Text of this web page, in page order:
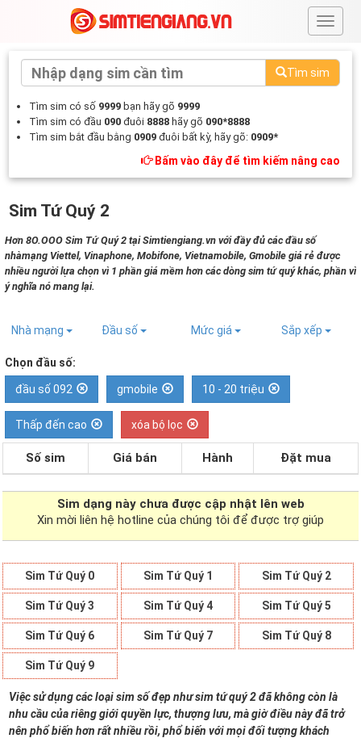
#
Tìm sim
Tìm sim có số 9999 bạn hãy gõ 9999
Tìm sim có đầu 090 đuôi 8888 hãy gõ 090*8888
Tìm sim bắt đầu bằng 0909 đuôi bất kỳ, hãy gõ: 0909*
Bấm vào đây để tìm kiếm nâng cao
Sim Tứ Quý 2
Hơn 8O.OOO Sim Tứ Quý 2 tại Simtiengiang.vn với đầy đủ các đầu số
nhàmạng Viettel, Vinaphone, Mobifone, Vietnamobile, Gmobile giá rẻ được
nhiều người lựa chọn vì 1 phần giá mềm hơn các dòng sim tứ quý khác, phần vì
ý nghĩa nó mang lại.
Nhà mạng Đầu số Mức giá Sắp xếp
Chọn đầu số:
đầu số 092 gmobile 10 - 20 triệu
Thấp đến cao xóa bộ lọc
Số sim Giá bán Hành Đặt mua
Sim dạng này chưa được cập nhật lên web
Xin mời liên hệ hotline của chúng tôi để được trợ giúp
Sim Tứ Quý 0 Sim Tứ Quý 1 Sim Tứ Quý 2
Sim Tứ Quý 3 Sim Tứ Quý 4 Sim Tứ Quý 5
Sim Tứ Quý 6 Sim Tứ Quý 7 Sim Tứ Quý 8
Sim Tứ Quý 9
Việc sử dụng các loại sim số đẹp như sim tứ quý 2 đã không còn là
nhu cầu của riêng giới quyền lực, thượng lưu, mà giờ điều này đã trở
nên phổ biến hơn rất nhiều rồi, phổ biến với mọi đối tượng khách